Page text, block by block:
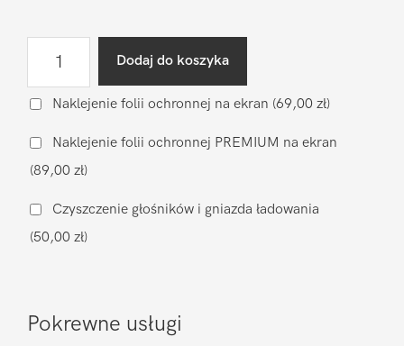
przycisku
Apple
iPhone
SE
Dodaj do koszyka
Naklejenie folii ochronnej na ekran (69,00 zł)
Naklejenie folii ochronnej PREMIUM na ekran
(89,00 zł)
Czyszczenie głośników i gniazda ładowania
(50,00 zł)
Pokrewne usługi